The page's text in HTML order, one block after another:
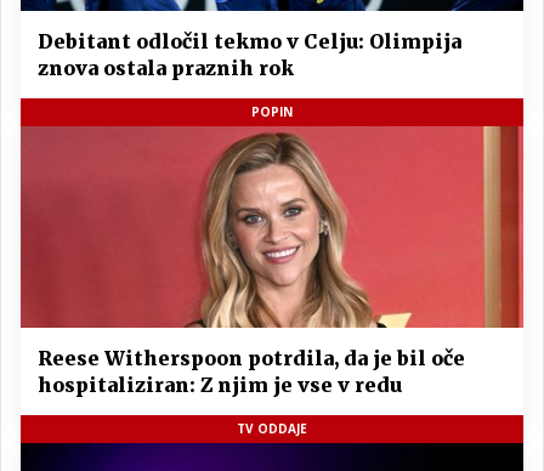
Debitant odločil tekmo v Celju: Olimpija
znova ostala praznih rok
POPIN
Reese Witherspoon potrdila, da je bil oče
hospitaliziran: Z njim je vse v redu
TV ODDAJE